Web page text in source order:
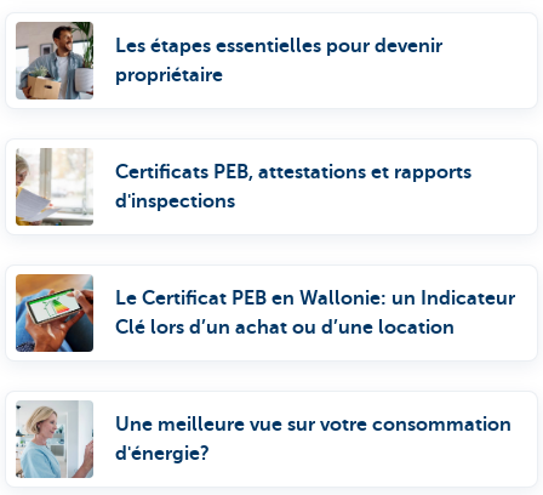
Les étapes essentielles pour devenir
propriétaire
Certificats PEB, attestations et rapports
d'inspections
Le Certificat PEB en Wallonie: un Indicateur
Clé lors d’un achat ou d’une location
Une meilleure vue sur votre consommation
d'énergie?